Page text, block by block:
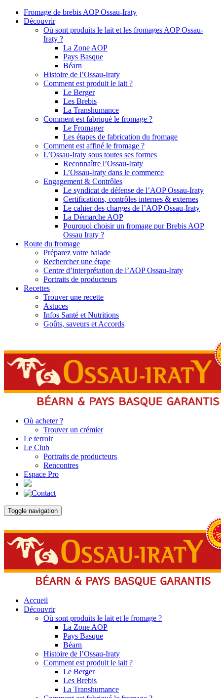
Fromage de brebis AOP Ossau-Iraty
Découvrir
Où sont produits le lait et les fromages AOP Ossau-
Iraty ?
La Zone AOP
Pays Basque
Béarn
Histoire de l’Ossau-Iraty
Comment est produit le lait ?
Le Berger
Les Brebis
La Transhumance
Comment est fabriqué le fromage ?
Le Fromager
Les étapes de fabrication du fromage
Comment est affiné le fromage ?
L’Ossau-Iraty sous toutes ses formes
Reconnaître l’Ossau-Iraty
L’Ossau-Iraty dans le commerce
Engagement & Contrôles
Le syndicat de défense de l’AOP Ossau-Iraty
Certifications, contrôles internes & externes
Le cahier des charges de l’AOP Ossau-Iraty
La Démarche AOP
Pourquoi choisir un fromage pur Brebis AOP
Ossau Iraty ?
Route du fromage
Préparez votre balade
Rechercher une étape
Centre d’interprétation de l’AOP Ossau-Iraty
Portraits de producteurs
Recettes
Trouver une recette
Astuces
Infos Santé et Nutritions
Goûts, saveurs et Accords
Où acheter ?
Trouver un crémier
Le terroir
Le Club
Portraits de producteurs
Rencontres
Espace Pro
Toggle navigation
Accueil
Découvrir
Où sont produits le lait et le fromage ?
La Zone AOP
Pays Basque
Béarn
Histoire de l’Ossau-Iraty
Comment est produit le lait ?
Le Berger
Les Brebis
La Transhumance